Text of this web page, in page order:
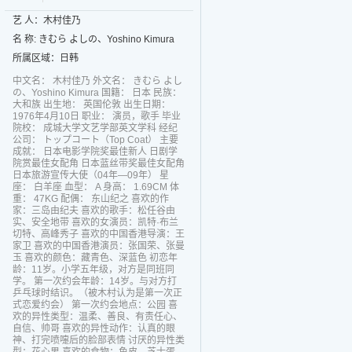
艺 人：木村佳乃
名 称: きむら よしの、Yoshino Kimura
所属区域：日韩
中文名： 木村佳乃 外文名： きむら よし
の、Yoshino Kimura 国籍： 日本 民族：
大和族 出生地： 英国伦敦 出生日期：
1976年4月10日 职业： 演员，歌手 毕业
院校： 成城大学文艺学部英文学科 经纪
公司： トップコート（Top Coat） 主要
成就： 日本电影学院奖最佳新人 日剧学
院赏最佳女配角 日本蓝丝带奖最佳女配角
日本旅游宣传大使（04年—09年） 星
座： 白羊座 血型： A 身高： 1.69CM 体
重： 47KG 配偶： 东山纪之 喜欢的作
家：三岛由纪夫 喜欢的歌手：松任谷由
实、安全地带 喜欢的女演员：凯特·布兰
切特、高峰秀子 喜欢的中国香港导演：王
家卫 喜欢的中国香港演员：张国荣、张曼
玉 喜欢的颜色：藏青色、深蓝色 初恋年
龄：11岁。小学五年级，对方是同班同
学。 第一次约会年龄：14岁。与对方打
乒乓球时结识。（被木村认为是第一次正
式恋爱约会） 第一次约会地点：公园 喜
欢的异性类型：温柔、善良、有责任心、
自信、帅哥 喜欢的异性动作：认真的眼
神、打完喷嚏后的脸部表情 讨厌的异性类